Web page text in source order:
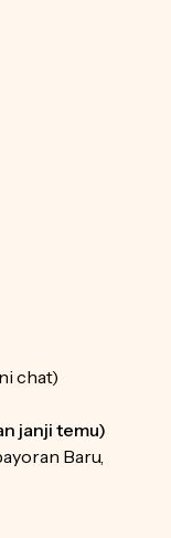
chat)
janji temu)
Baru,